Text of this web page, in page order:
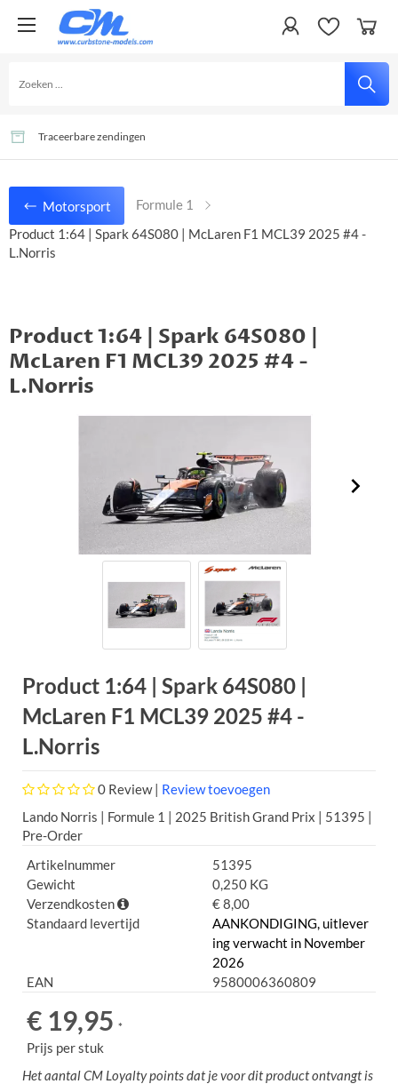
Gemakkelijk en veilig betalen
Veel artikelen uit voorraad leverbaar
Traceerbare zendingen
Motorsport
Formule 1
Product 1:64 | Spark 64S080 | McLaren F1 MCL39 2025 #4 -
L.Norris
Product 1:64 | Spark 64S080 |
McLaren F1 MCL39 2025 #4 -
L.Norris
Product 1:64 | Spark 64S080 |
McLaren F1 MCL39 2025 #4 -
L.Norris
0 Review | Review toevoegen
Lando Norris | Formule 1 | 2025 British Grand Prix | 51395 |
Pre-Order
Artikelnummer
51395
Gewicht
0,250 KG
Verzendkosten
€ 8,00
Standaard levertijd
AANKONDIGING, uitlever
ing verwacht in November
2026
EAN
9580006360809
€ 19,95 *
Prijs per stuk
Het aantal CM Loyalty points dat je voor dit product ontvangt is